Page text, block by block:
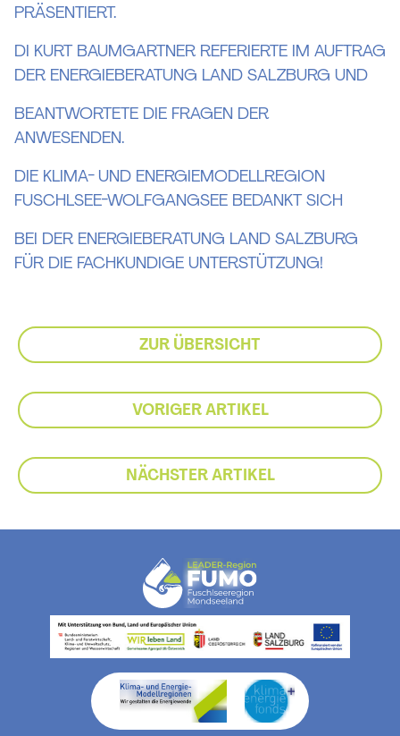
PRÄSENTIERT.
DI KURT BAUMGARTNER REFERIERTE IM AUFTRAG
DER ENERGIEBERATUNG LAND SALZBURG UND
BEANTWORTETE DIE FRAGEN DER
ANWESENDEN.
DIE KLIMA- UND ENERGIEMODELLREGION
FUSCHLSEE-WOLFGANGSEE BEDANKT SICH
BEI DER ENERGIEBERATUNG LAND SALZBURG
FÜR DIE FACHKUNDIGE UNTERSTÜTZUNG!
ZUR ÜBERSICHT
VORIGER ARTIKEL
NÄCHSTER ARTIKEL